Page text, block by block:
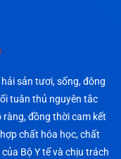
sản tươi, sống, đông
tuân thủ nguyên tắc
đồng thời cam kết
chất hóa học, chất
Bộ Y tế và chịu trách